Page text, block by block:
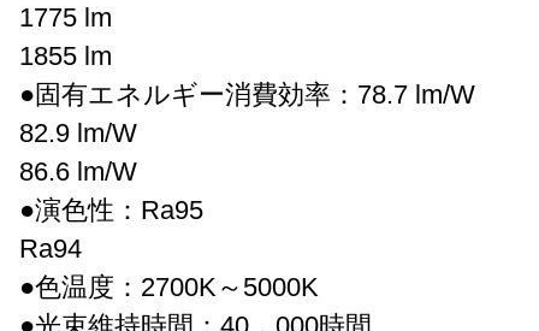
1775 lm
1855 lm
●固有エネルギー消費効率：78.7 lm/W
82.9 lm/W
86.6 lm/W
●演色性：Ra95
Ra94
●色温度：2700K～5000K